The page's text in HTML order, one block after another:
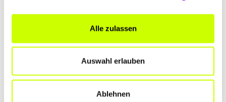
Alle zulassen
Auswahl erlauben
Ablehnen
AUGENTAGESKLINIKEN MVZ DRES.
JACOBI GBR
Luisenstraße 20| 61231 Bad Nauheim DE
+49603232747